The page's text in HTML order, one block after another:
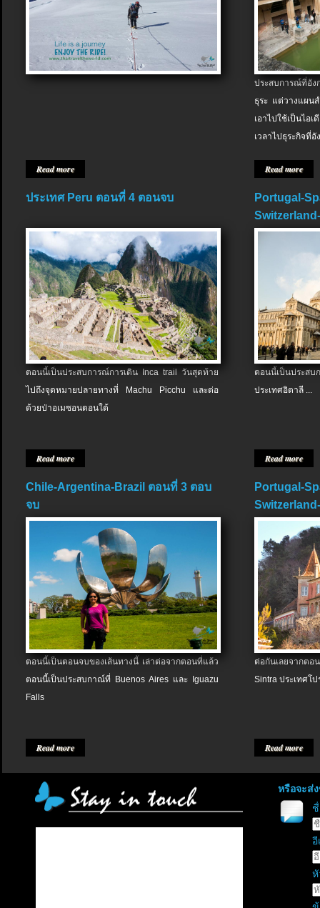
Read more
ประสบการณ์ที่อัง
ธุระ แต่วางแผน
เอาไปใช้เป็นไอ
เวลาไปธุระกิจที่อั
Read more
ประเทศ Peru ตอนที่ 4 ตอนจบ
ตอนนี้เป็นประสบการณ์การเดิน Inca trail วันสุดท้าย
ไปถึงจุดหมายปลายทางที่ Machu Picchu และต่อ
ด้วยป่าอเมซอนตอนใต้
Read more
Portugal-
ตอนนี้เป็นประส
ประเทศอิตาลี ...
Read more
Chile-Argentina-Brazil ตอนที่ 3 ตอบ
จบ
ตอนนี้เป็นตอนจบของเส้นทางนี้ เล่าต่อจากตอนที่แล้ว
ตอนนี้เป็นประสบกาณ์ที่ Buenos Aires และ Iguazu
Falls
Read more
Portugal-
ต่อกันเลยจากต
Sintra ประเทศโป
Read more
หรือจะส่
อี
หั